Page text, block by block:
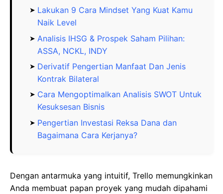
Lakukan 9 Cara Mindset Yang Kuat Kamu
Naik Level
Analisis IHSG & Prospek Saham Pilihan:
ASSA, NCKL, INDY
Derivatif Pengertian Manfaat Dan Jenis
Kontrak Bilateral
Cara Mengoptimalkan Analisis SWOT Untuk
Kesuksesan Bisnis
Pengertian Investasi Reksa Dana dan
Bagaimana Cara Kerjanya?
Dengan antarmuka yang intuitif, Trello memungkinkan
Anda membuat papan proyek yang mudah dipahami